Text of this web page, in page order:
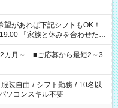
わせた
したい」 「できれば残業はし
ね。 ※Wワーク希望
勤務時間と、もう1つのお仕事
える場合は応募できません。
2カ月～ ■ご応募から最短2～3
服装自由 / シフト勤務 / 10名以
ソコンスキル不要